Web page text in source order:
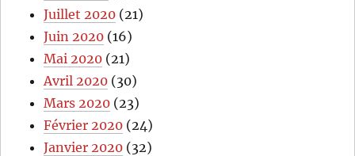
Juillet 2020 (21)
Juin 2020 (16)
Mai 2020 (21)
Avril 2020 (30)
Mars 2020 (23)
Février 2020 (24)
Janvier 2020 (32)